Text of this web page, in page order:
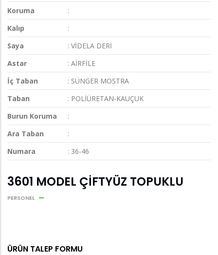
Koruma
:
Kalıp
:
Saya
: VİDELA DERİ
Astar
: AİRFİLE
İç Taban
: SÜNGER MOSTRA
Taban
: POLİÜRETAN-KAUÇUK
Burun Koruma
:
Ara Taban
:
Numara
: 36-46
3601 MODEL ÇİFTYÜZ TOPUKLU
PERSONEL
ÜRÜN TALEP FORMU